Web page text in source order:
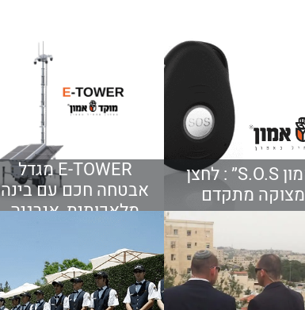
“אמון S.O.S” : לחצן
מצוקה מתקדם
E-TOWER מגדל
אבטחה חכם עם בינה
מלאכותית, אנרגיה
מלאה 24/7